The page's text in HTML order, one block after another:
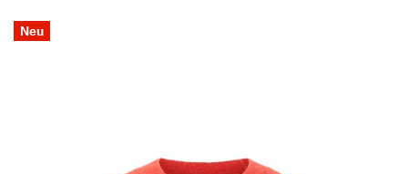
Neu